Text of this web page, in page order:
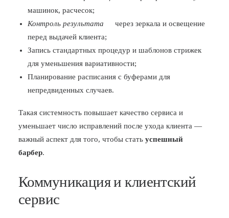
машинок, расчесок;
Контроль результата
через зеркала и освещение
перед выдачей клиента;
Запись стандартных процедур и шаблонов стрижек
для уменьшения вариативности;
Планирование расписания с буферами для
непредвиденных случаев.
Такая системность повышает качество сервиса и
уменьшает число исправлений после ухода клиента —
важный аспект для того, чтобы стать успешный
барбер.
Коммуникация и клиентский
сервис